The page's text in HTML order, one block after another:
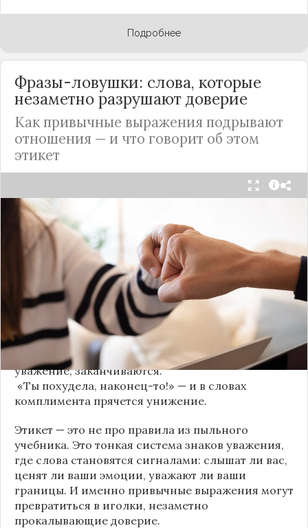
Подробнее
Фразы-ловушки: слова, которые
незаметно разрушают доверие
Как привычные выражения подрывают
отношения — и что говорит об этом
этикет
Мы часто думаем, что доверие рушится из-за
серьёзных предательств. Но на самом деле оно
трещит по швам гораздо раньше — в момент,
когда в разговоре звучит невинная на первый
взгляд фраза. Подробнее об этом рассказывает
«Этикет и психология общения» на Дзене.
«Да я никому не расскажу, правда». И через пару
дней вашу историю пересказывает другой
человек.
«Хватит ныть» — и разговор, а вместе с ним
уважение, заканчиваются.
«Ты похудела, наконец-то!» — и в словах
комплимента прячется унижение.
Этикет — это не про правила из пыльного
учебника. Это тонкая система знаков уважения,
где слова становятся сигналами: слышат ли вас,
ценят ли ваши эмоции, уважают ли ваши
границы. И именно привычные выражения могут
превратиться в иголки, незаметно
прокалывающие доверие.